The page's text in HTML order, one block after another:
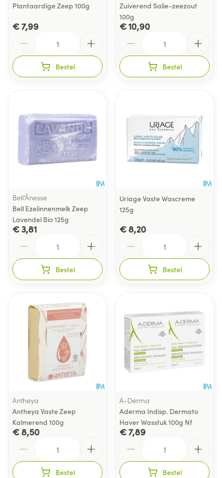
Plantaardige Zeep 100g
€ 7,99
Bestel
Zuiverend Salie-zeezout
100g
€ 10,90
Bestel
Bell’Ânesse
Bell Ezelinnenmelk Zeep
Lavendel Bio 125g
€ 3,81
Bestel
Uriage Vaste Wascreme
125g
€ 8,20
Bestel
Antheya
Antheya Vaste Zeep
Kalmerend 100g
€ 8,50
Bestel
A-Derma
Aderma Indisp. Dermato
Haver Wasstuk 100g Nf
€ 7,89
Bestel